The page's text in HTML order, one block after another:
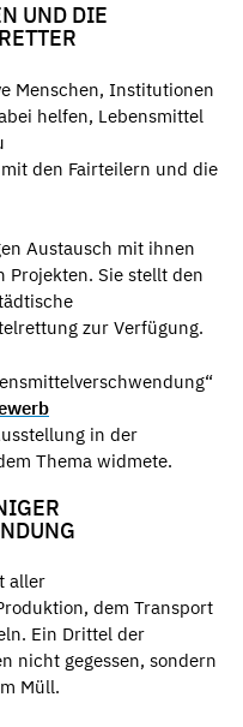
UND DIE
Menschen, Institutionen
helfen, Lebensmittel
mit den Fairteilern und die
Austausch mit ihnen
Sie stellt den
zur Verfügung.
in der
Thema widmete.
aller
dem Transport
Ein Drittel der
nicht gegessen, sondern
Müll.